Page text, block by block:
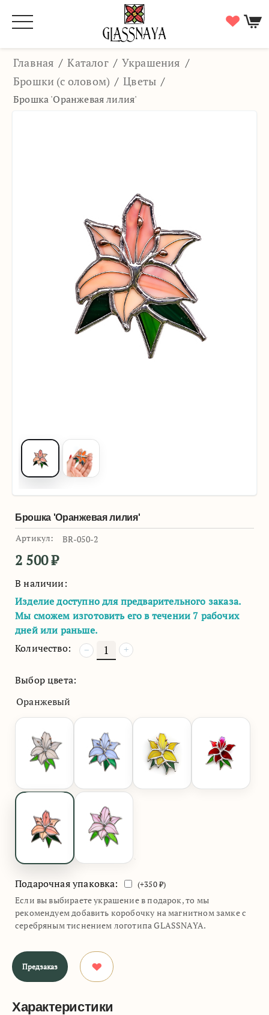
Главная / Каталог / Украшения /
Брошки (с оловом) / Цветы /
Брошка 'Оранжевая лилия'
Брошка 'Оранжевая лилия'
Артикул: BR-050-2
2 500₽
В наличии:
Изделие доступно для предварительного заказа.
Мы сможем изготовить его в течении 7 рабочих
дней или раньше.
Количество:
+
−
Выбор цвета:
Оранжевый
Подарочная упаковка: (+350₽)
Если вы выбираете украшение в подарок, то мы
рекомендуем добавить коробочку на магнитном замке с
серебряным тиснением логотипа GLASSNAYA.
Предзаказ
Характеристики